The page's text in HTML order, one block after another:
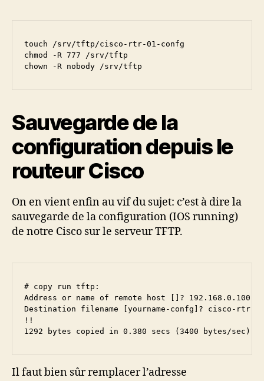
touch /srv/tftp/cisco-rtr-01-confg
chmod -R 777 /srv/tftp
chown -R nobody /srv/tftp
Sauvegarde de la
configuration depuis le
routeur Cisco
On en vient enfin au vif du sujet: c’est à dire la
sauvegarde de la configuration (IOS running)
de notre Cisco sur le serveur TFTP.
# copy run tftp:
Address or name of remote host []? 192.168.0.100
Destination filename [yourname-confg]? cisco-rtr-
!!
1292 bytes copied in 0.380 secs (3400 bytes/sec)
Il faut bien sûr remplacer l’adresse